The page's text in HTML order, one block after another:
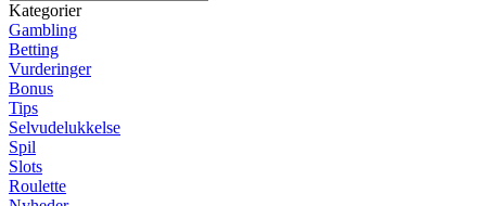
Kategorier
Gambling
Betting
Vurderinger
Bonus
Tips
Selvudelukkelse
Spil
Slots
Roulette